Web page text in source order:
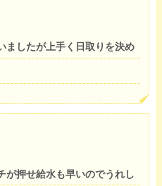
ましたが上手く日取りを決め
が押せ給水も早いのでうれし